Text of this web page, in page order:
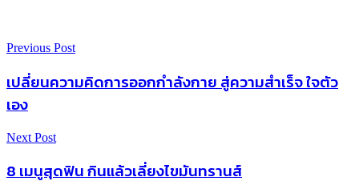
Previous Post
เปลี่ยนความคิดการออกกำลังกาย สู่ความสำเร็จ ใจตัว
เอง
Next Post
8 เมนูสุดฟิน กินแล้วเลี่ยงไขมันทรานส์